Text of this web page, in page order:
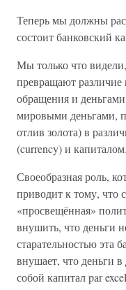
Теперь мы должны
состоит банковский
Мы только что
превращают различие
обращения и
мировыми деньгами,
отлив золота) в
(currency) и капиталом.
Своеобразная роль,
приводит к тому, что
«просвещённая»
внушить, что деньги
старательностью эта
внушает, что деньги в
собой капитал par